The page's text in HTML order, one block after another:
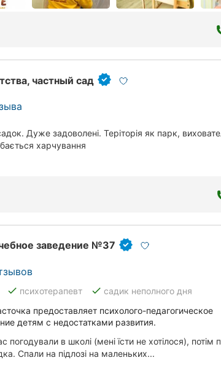
частный сад
Дуже задоволені. Теріторія як парк,
харчування
заведение №37
done психотерапевт done садик неполного дня
предоставляет психолого-педагогическое
детям с недостатками развития.
погодували в школі (мені їсти не хотілося), потім
Спали на підлозі на маленьких...